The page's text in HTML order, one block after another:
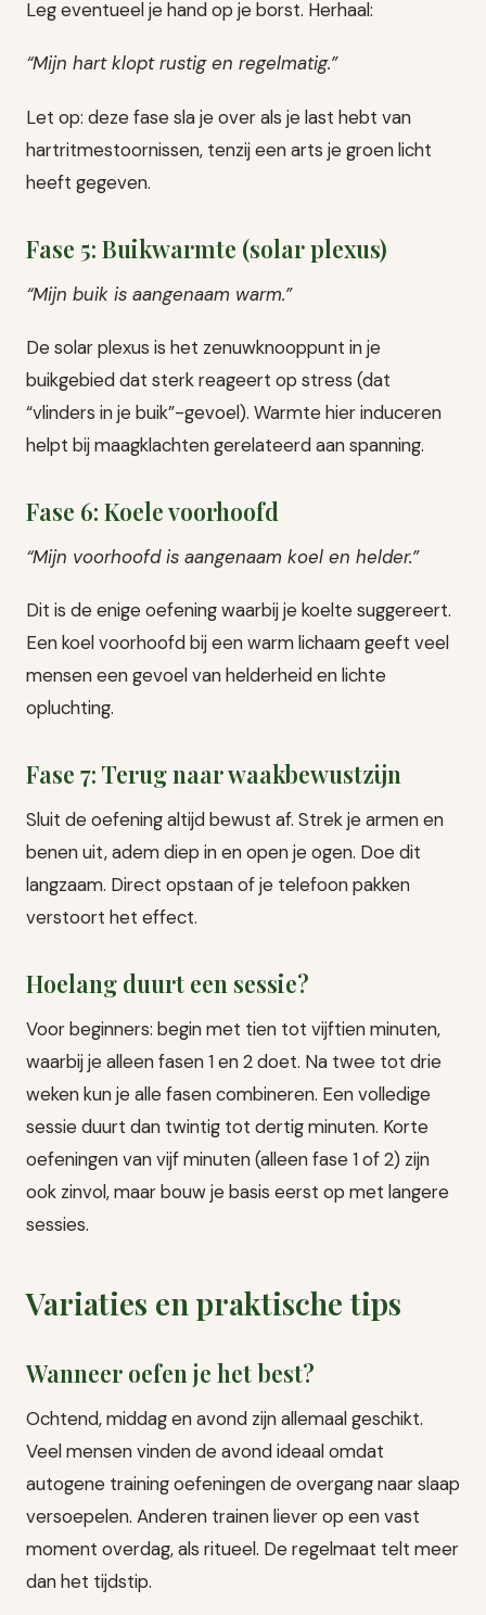
Leg eventueel je hand op je borst. Herhaal:
“Mijn hart klopt rustig en regelmatig.”
Let op: deze fase sla je over als je last hebt van
hartritmestoornissen, tenzij een arts je groen licht
heeft gegeven.
Fase 5: Buikwarmte (solar plexus)
“Mijn buik is aangenaam warm.”
De solar plexus is het zenuwknooppunt in je
buikgebied dat sterk reageert op stress (dat
“vlinders in je buik”-gevoel). Warmte hier induceren
helpt bij maagklachten gerelateerd aan spanning.
Fase 6: Koele voorhoofd
“Mijn voorhoofd is aangenaam koel en helder.”
Dit is de enige oefening waarbij je koelte suggereert.
Een koel voorhoofd bij een warm lichaam geeft veel
mensen een gevoel van helderheid en lichte
opluchting.
Fase 7: Terug naar waakbewustzijn
Sluit de oefening altijd bewust af. Strek je armen en
benen uit, adem diep in en open je ogen. Doe dit
langzaam. Direct opstaan of je telefoon pakken
verstoort het effect.
Hoelang duurt een sessie?
Voor beginners: begin met tien tot vijftien minuten,
waarbij je alleen fasen 1 en 2 doet. Na twee tot drie
weken kun je alle fasen combineren. Een volledige
sessie duurt dan twintig tot dertig minuten. Korte
oefeningen van vijf minuten (alleen fase 1 of 2) zijn
ook zinvol, maar bouw je basis eerst op met langere
sessies.
Variaties en praktische tips
Wanneer oefen je het best?
Ochtend, middag en avond zijn allemaal geschikt.
Veel mensen vinden de avond ideaal omdat
autogene training oefeningen de overgang naar slaap
versoepelen. Anderen trainen liever op een vast
moment overdag, als ritueel. De regelmaat telt meer
dan het tijdstip.